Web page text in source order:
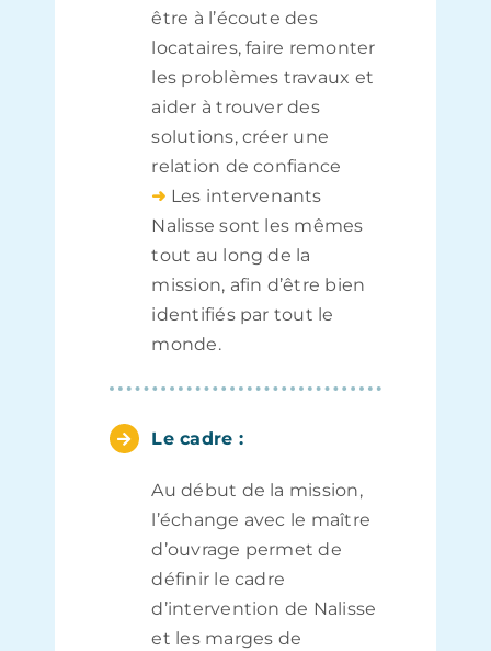
être à l’écoute des
locataires, faire remonter
les problèmes travaux et
aider à trouver des
solutions, créer une
relation de confiance
➜ Les intervenants
Nalisse sont les mêmes
tout au long de la
mission, afin d’être bien
identifiés par tout le
monde.
Le cadre :
Au début de la mission,
l’échange avec le maître
d’ouvrage permet de
définir le cadre
d’intervention de Nalisse
et les marges de